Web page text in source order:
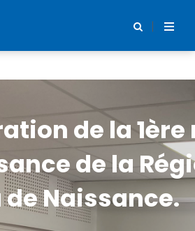
de la
de la
de Naissance.